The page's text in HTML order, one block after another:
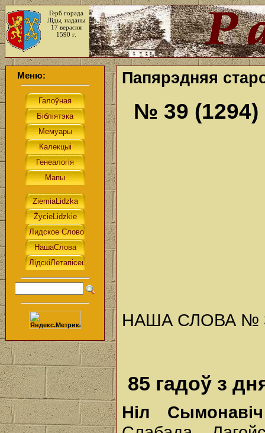
Герб горада
Ліды, наданы
17 верасня
1590 г.
Меню: Папярэдняя
№ 39 (1294)
НАША СЛОВА №
85 гадоў з
Ніл